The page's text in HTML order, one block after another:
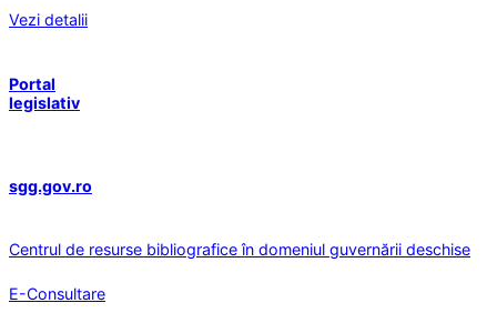
Vezi detalii
Portal
legislativ
sgg.gov.ro
Centrul de resurse bibliografice în domeniul guvernării deschise
E-Consultare